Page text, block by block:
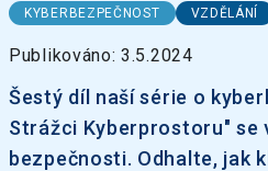
KYBERBEZPEČNOST VZDĚLÁNÍ
Publikováno: 3.5.2024
Šestý díl naší série o
Strážci Kyberprostoru" se
bezpečnosti. Odhalte, jak